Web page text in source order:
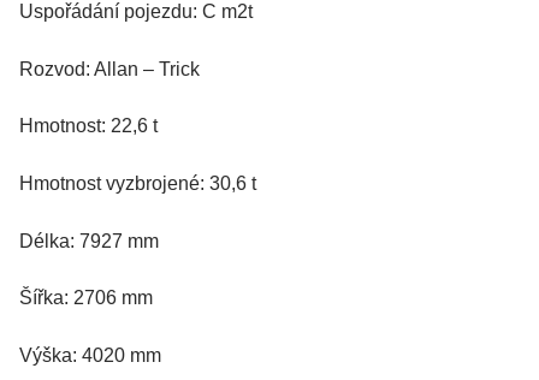
Uspořádání pojezdu: C m2t
Rozvod: Allan – Trick
Hmotnost: 22,6 t
Hmotnost vyzbrojené: 30,6 t
Délka: 7927 mm
Šířka: 2706 mm
Výška: 4020 mm